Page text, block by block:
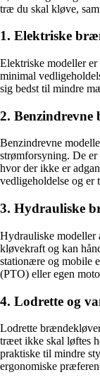
træ du skal kløve,
1. Elektriske
Elektriske modeller
minimal
sig bedst til mindre
2.
Benzindrevne
strømforsyning. De er
hvor der ikke er
vedligeholdelse og er
3. Hydrauliske
Hydrauliske modeller
kløvekraft og kan
stationære og mobile
(PTO) eller egen
4. Lodrette og
Lodrette
træet ikke skal løftes
praktiske til mindre
ergonomiske